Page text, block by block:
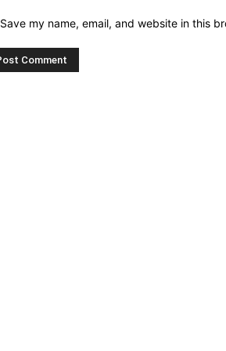
Save my name, email, and website in this